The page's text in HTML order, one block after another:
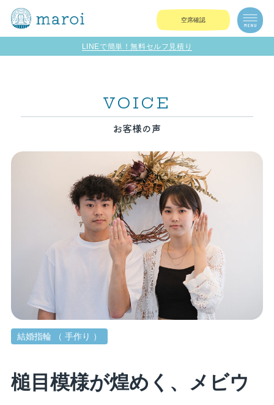
空席確認
LINEで簡単！無料セルフ見積り
VOICE
お客様の声
結婚指輪 （ 手作り ）
槌目模様が煌めく、メビウ